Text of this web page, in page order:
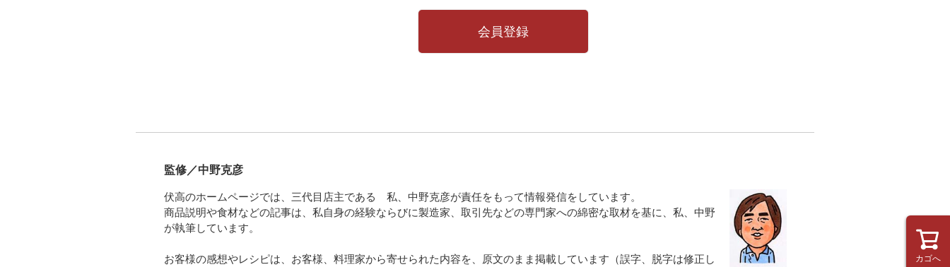
会員登録
監修／中野克彦
伏高のホームページでは、三代目店主である 私、中野克彦が責任をもって情報発信をしています。
商品説明や食材などの記事は、私自身の経験ならびに製造家、取引先などの専門家への綿密な取材を基に、私、中野
が執筆しています。
お客様の感想やレシピは、お客様、料理家から寄せられた内容を、原文のまま掲載しています（誤字、脱字は修正し
カゴへ